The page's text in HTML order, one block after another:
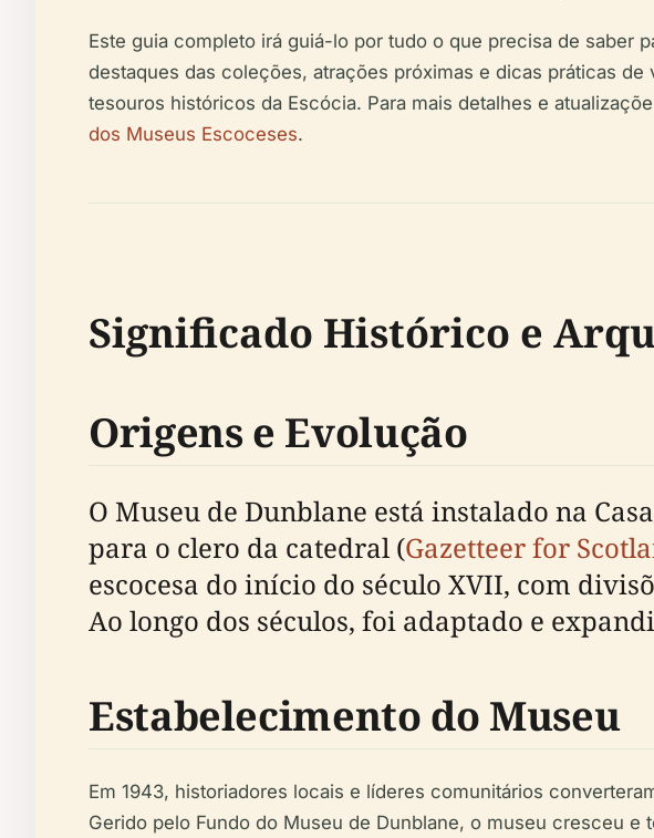
Este guia completo irá guiá-lo por tudo o que precisa de saber
destaques das coleções, atrações próximas e dicas práticas
tesouros históricos da Escócia. Para mais detalhes e
dos Museus Escoceses.
Significado Histórico e
Origens e Evolução
O Museu de Dunblane está instalado na
para o clero da catedral (Gazetteer for
escocesa do início do século XVII, com
Ao longo dos séculos, foi adaptado e
Estabelecimento do Museu
Em 1943, historiadores locais e líderes comunitários
Gerido pelo Fundo do Museu de Dunblane, o museu cresceu